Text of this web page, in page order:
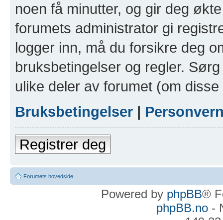
noen få minutter, og gir deg
forumets administrator gi
logger inn, må du forsikre deg
bruksbetingelser og regler.
ulike deler av forumet (om
Bruksbetingelser |
Registrer deg
Forumets hovedside
Powered by phpBB®
phpBB.no-